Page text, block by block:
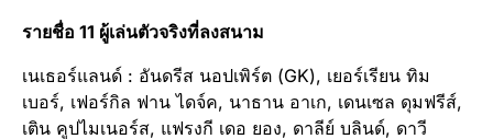
รายชื่อ 11 ผู้เล่นตัวจริงที่ลงสนาม
เนเธอร์แลนด์ : อันดรีส นอปเพิร์ต (GK), เยอร์เรียน ทิม
เบอร์, เฟอร์กิล ฟาน ไดจ์ค, นาธาน อาเก, เดนเซล ดุมฟรีส์,
เติน คูปไมเนอร์ส, แฟรงกี เดอ ยอง, ดาลีย์ บลินด์, ดาวี